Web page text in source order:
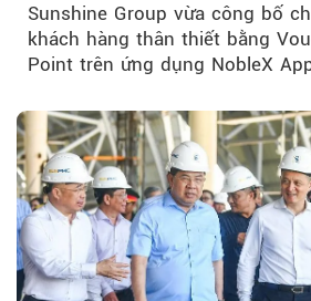
Sunshine Group vừa công bố
khách hàng thân thiết bằng
Point trên ứng dụng NobleX